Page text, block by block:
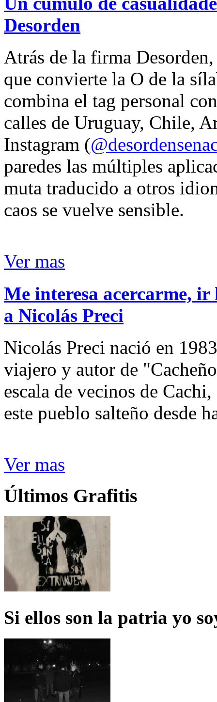
Desorden
Atrás de la firma
que convierte la O de la
combina el tag personal
calles de Uruguay, Chile,
Instagram (
paredes las múltiples
muta traducido a otros
caos se vuelve sensible.
Ver mas
Me interesa acercarme,
a Nicolás Preci
Nicolás Preci nació en
viajero y autor de
escala de vecinos de
este pueblo salteño desde
Ver mas
Últimos Grafitis
Si ellos son la patria yo